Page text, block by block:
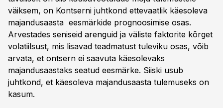
väiksem, on Kontserni juhtkond ettevaatlik käesoleva
majandusaasta eesmärkide prognoosimise osas.
Arvestades seniseid arenguid ja väliste faktorite kõrget
volatiilsust, mis lisavad teadmatust tuleviku osas, võib
arvata, et ontsern ei saavuta käesolevaks
majandusaastaks seatud eesmärke. Siiski usub
juhtkond, et käesoleva majandusaasta tulemuseks on
kasum.